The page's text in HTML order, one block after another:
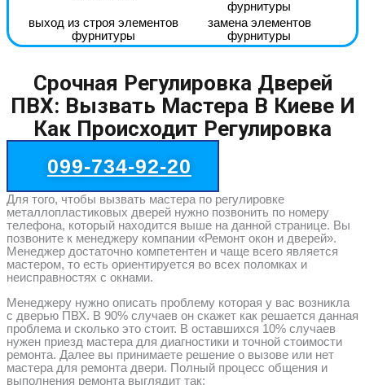
фурнитуры
выход из строя элементов
фурнитуры
замена элементов
фурнитуры
Срочная Регулировка Дверей
ПВХ: Вызвать Мастера В Киеве И
Как Происходит Регулировка
099-734-92-20
Для того, чтобы вызвать мастера по регулировке
металлопластиковых дверей нужно позвонить по номеру
телефона, который находится выше на данной странице. Вы
позвоните к менеджеру компании «Ремонт окон и дверей».
Менеджер достаточно компетентен и чаще всего является
мастером, то есть ориентируется во всех поломках и
неисправностях с окнами.
Менеджеру нужно описать проблему которая у вас возникла
с дверью ПВХ. В 90% случаев он скажет как решается данная
проблема и сколько это стоит. В оставшихся 10% случаев
нужен приезд мастера для диагностики и точной стоимости
ремонта. Далее вы принимаете решение о вызове или нет
мастера для ремонта двери. Полный процесс общения и
выполнения ремонта выглядит так: